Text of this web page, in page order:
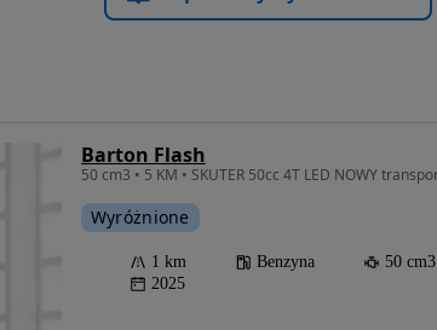
Barton Flash
Wyróżnione
1 km Benzyna
50 cm3
2025